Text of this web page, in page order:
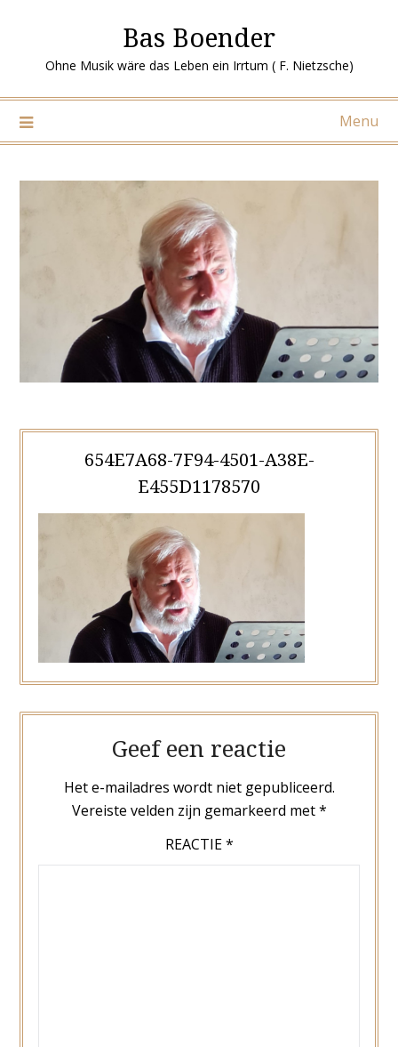
Bas Boender
Ohne Musik wäre das Leben ein Irrtum ( F. Nietzsche)
Menu
654E7A68-7F94-4501-A38E-
E455D1178570
Geef een reactie
Het e-mailadres wordt niet gepubliceerd.
Vereiste velden zijn gemarkeerd met*
REACTIE*